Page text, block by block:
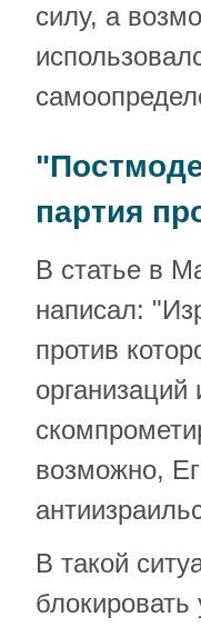
силу, а
партия
В статье в
написал:
против
возможно,
В такой